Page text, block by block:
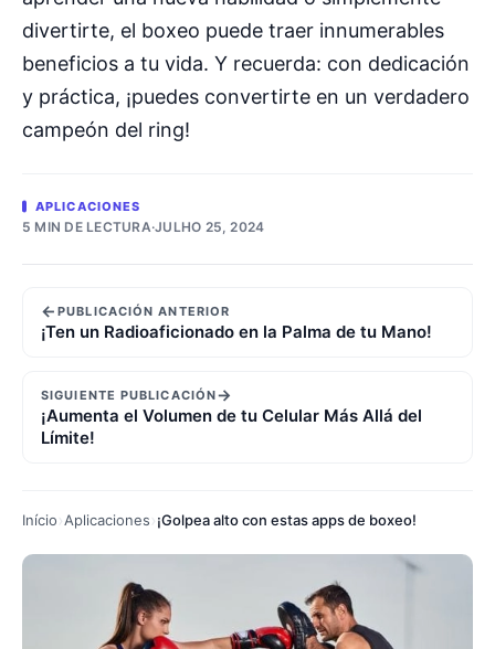
divertirte, el boxeo puede traer innumerables
beneficios a tu vida. Y recuerda: con dedicación
y práctica, ¡puedes convertirte en un verdadero
campeón del ring!
APLICACIONES
5 MIN DE LECTURA·JULHO 25, 2024
←PUBLICACIÓN ANTERIOR
¡Ten un Radioaficionado en la Palma de tu Mano!
SIGUIENTE PUBLICACIÓN→
¡Aumenta el Volumen de tu Celular Más Allá del
Límite!
Início Aplicaciones ¡Golpea alto con estas apps de boxeo!